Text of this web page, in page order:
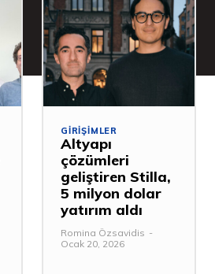
GIRIŞIMLER
Altyapı
çözümleri
geliştiren Stilla,
5 milyon dolar
yatırım aldı
Romina Özsavidis -
Ocak 20, 2026